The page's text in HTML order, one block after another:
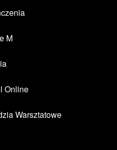
M
Online
Warsztatowe